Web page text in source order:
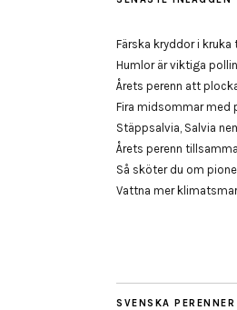
Färska kryddor i
Humlor är viktiga
Årets perenn att
Fira midsommar med
Stäppsalvia, Salvia
Årets perenn
Så sköter du om
Vattna mer
SVENSKA PERENNER